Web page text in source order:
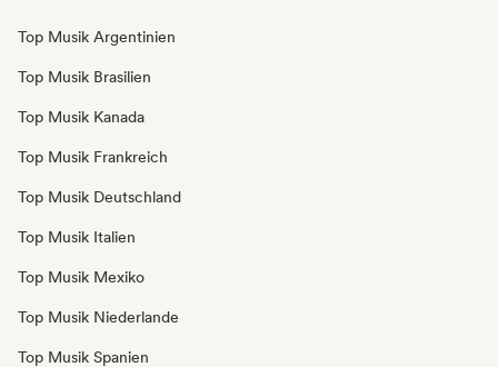
Top Musik Argentinien
Top Musik Brasilien
Top Musik Kanada
Top Musik Frankreich
Top Musik Deutschland
Top Musik Italien
Top Musik Mexiko
Top Musik Niederlande
Top Musik Spanien